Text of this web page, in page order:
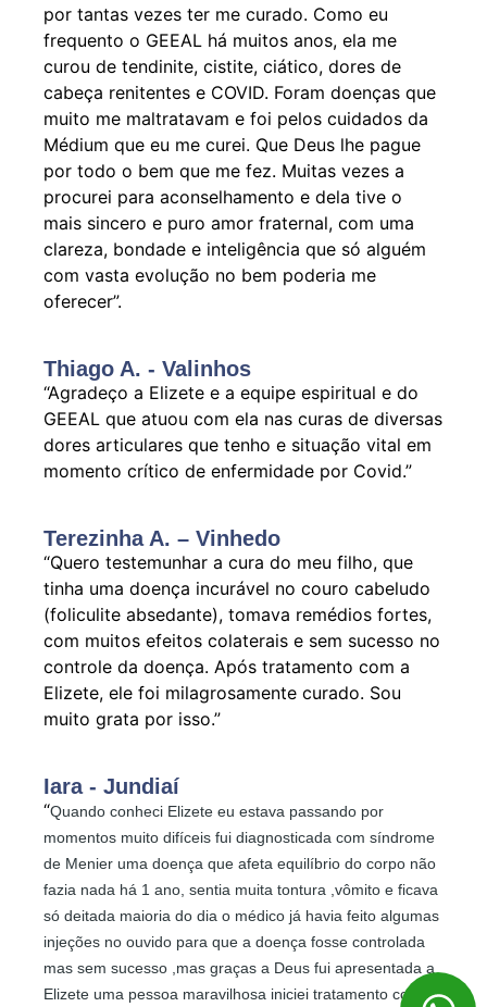
por tantas vezes ter me curado. Como eu
frequento o GEEAL há muitos anos, ela me
curou de tendinite, cistite, ciático, dores de
cabeça renitentes e COVID. Foram doenças que
muito me maltratavam e foi pelos cuidados da
Médium que eu me curei. Que Deus lhe pague
por todo o bem que me fez. Muitas vezes a
procurei para aconselhamento e dela tive o
mais sincero e puro amor fraternal, com uma
clareza, bondade e inteligência que só alguém
com vasta evolução no bem poderia me
oferecer”.
Thiago A. - Valinhos
“Agradeço a Elizete e a equipe espiritual e do
GEEAL que atuou com ela nas curas de diversas
dores articulares que tenho e situação vital em
momento crítico de enfermidade por Covid.”
Terezinha A. – Vinhedo
“Quero testemunhar a cura do meu filho, que
tinha uma doença incurável no couro cabeludo
(foliculite absedante), tomava remédios fortes,
com muitos efeitos colaterais e sem sucesso no
controle da doença. Após tratamento com a
Elizete, ele foi milagrosamente curado. Sou
muito grata por isso.”
Iara - Jundiaí
“Quando conheci Elizete eu estava passando por
momentos muito difíceis fui diagnosticada com síndrome
de Menier uma doença que afeta equilíbrio do corpo não
fazia nada há 1 ano, sentia muita tontura ,vômito e ficava
só deitada maioria do dia o médico já havia feito algumas
injeções no ouvido para que a doença fosse controlada
mas sem sucesso ,mas graças a Deus fui apresentada a
Elizete uma pessoa maravilhosa iniciei tratamento com